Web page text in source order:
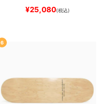
ード スケボー
¥25,080(税込)
6